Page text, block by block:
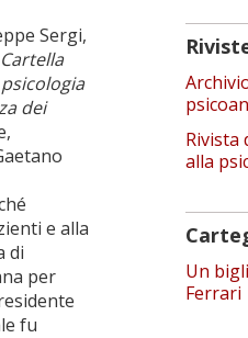
Sergi,
Cartella
dei
e alla
di
per
fu
Rivista
alla
Un
Ferrari